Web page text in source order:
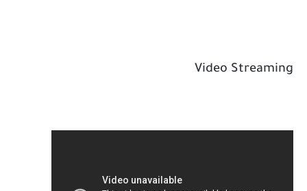
Video Streaming